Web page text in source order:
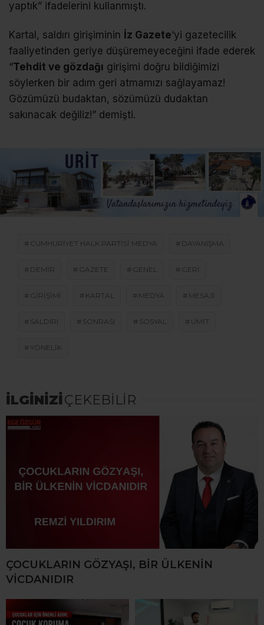
yaptık” ifadelerini kullanmıştı.
Kartal, saldırı girişiminin İz Gazete‘yi gazetecilik
faaliyetinden geriye düşüremeyeceğini ifade ederek
“Tehdit ve gözdağı girişimi doğru bildiğimizi
söylerken bir adım geri atmamızı sağlayamaz!
Gözümüzü budaktan, sözümüzü dudaktan
sakınacak değiliz!” demişti.
CUMHURIYET HALK PARTISI MEDYA DAYANIŞMA
DEMIR GAZETE GENEL GERI
GIRIŞIMI KARTAL MEDYA MESAJI
SALDIRI SONRASI SOSYAL ÜMIT
YÖNELIK
İLGİNİZİÇEKEBİLİR
ÇOCUKLARIN GÖZYAŞI, BİR ÜLKENİN
VİCDANIDIR